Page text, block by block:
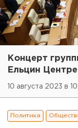
Концерт
Ельцин Центре
10 августа 2023 в
Политика